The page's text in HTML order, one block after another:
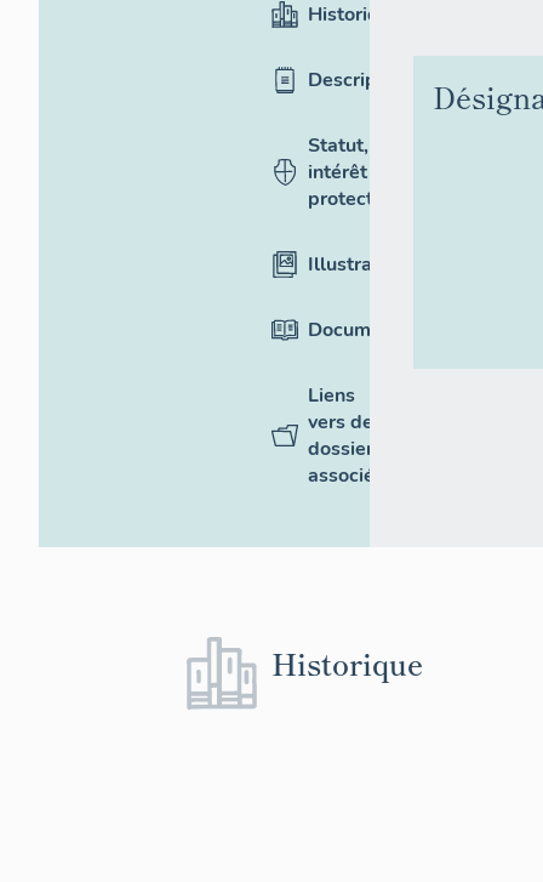
Historique
Description
Statut,
intérêt et
protection
Illustrations
Documentation
Liens
vers des
dossiers
associés
Historique